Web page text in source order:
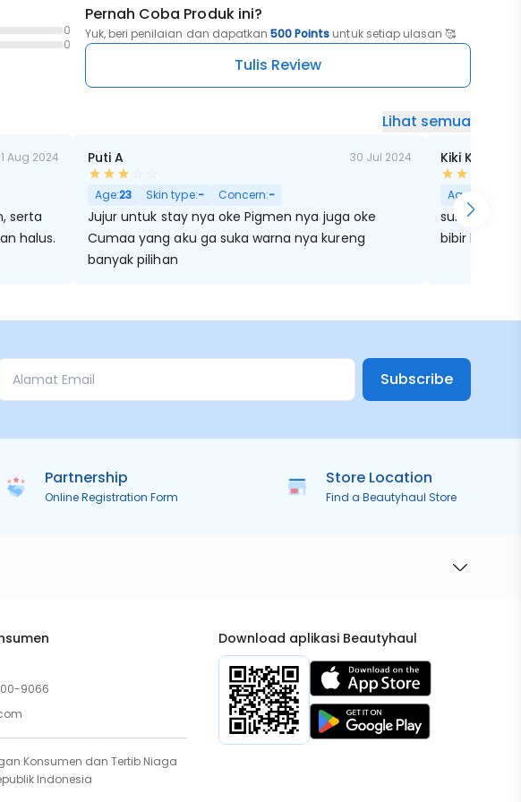
0
0
Pernah Coba Produk ini?
Yuk, beri penilaian dan dapatkan 500 Points untuk setiap ulasan 🥰
Tulis Review
Lihat semua
Aug 2024
serta
halus.
Puti A 30 Jul 2024
Age:23 Skin type:- Concern:-
Jujur untuk stay nya oke Pigmen nya juga oke
Cumaa yang aku ga suka warna nya kureng
banyak pilihan
Kiki Kians
Age:
sukaa
bibir
Subscribe
Partnership
Online Registration Form
Store Location
Find a Beautyhaul Store
9066
Konsumen dan Tertib Niaga
Indonesia
Download aplikasi Beautyhaul